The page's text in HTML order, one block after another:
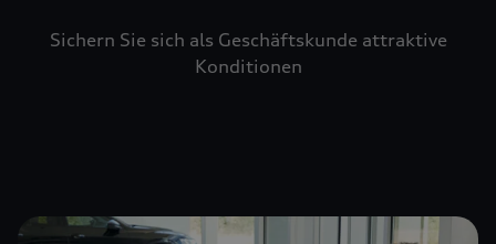
Sichern Sie sich als Geschäftskunde attraktive
Konditionen